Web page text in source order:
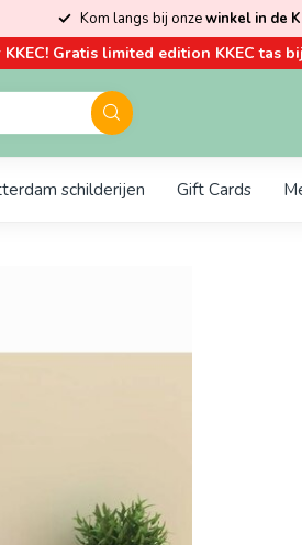
Kom langs bij onzewinkel in de
KKEC! Gratis limited edition KKEC tas
schilderijen Gift Cards